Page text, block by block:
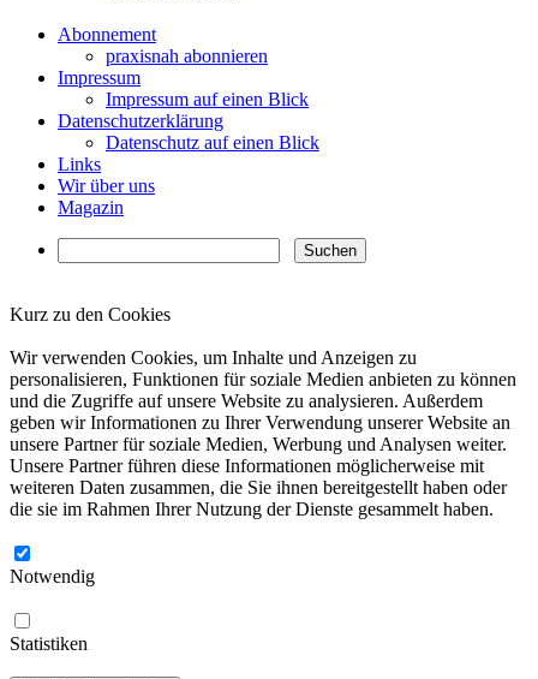
Abonnement
praxisnah abonnieren
Impressum
Impressum auf einen Blick
Datenschutzerklärung
Datenschutz auf einen Blick
Links
Wir über uns
Magazin
Kurz zu den Cookies
Wir verwenden Cookies, um Inhalte und Anzeigen zu
personalisieren, Funktionen für soziale Medien anbieten zu können
und die Zugriffe auf unsere Website zu analysieren. Außerdem
geben wir Informationen zu Ihrer Verwendung unserer Website an
unsere Partner für soziale Medien, Werbung und Analysen weiter.
Unsere Partner führen diese Informationen möglicherweise mit
weiteren Daten zusammen, die Sie ihnen bereitgestellt haben oder
die sie im Rahmen Ihrer Nutzung der Dienste gesammelt haben.
Notwendig
Statistiken